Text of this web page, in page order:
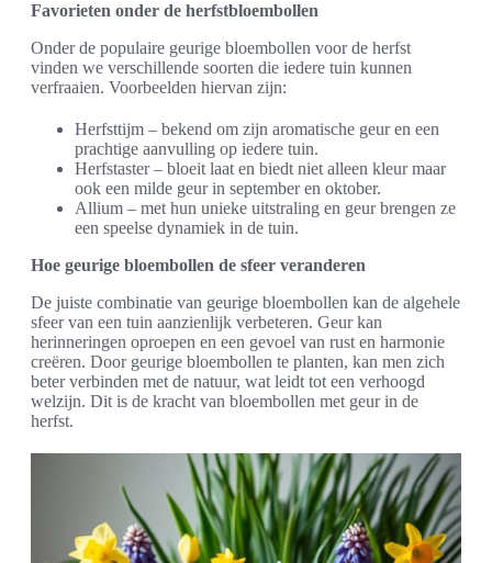
Favorieten onder de herfstbloembollen
Onder de populaire geurige bloembollen voor de herfst
vinden we verschillende soorten die iedere tuin kunnen
verfraaien. Voorbeelden hiervan zijn:
Herfsttijm – bekend om zijn aromatische geur en een
prachtige aanvulling op iedere tuin.
Herfstaster – bloeit laat en biedt niet alleen kleur maar
ook een milde geur in september en oktober.
Allium – met hun unieke uitstraling en geur brengen ze
een speelse dynamiek in de tuin.
Hoe geurige bloembollen de sfeer veranderen
De juiste combinatie van geurige bloembollen kan de algehele
sfeer van een tuin aanzienlijk verbeteren. Geur kan
herinneringen oproepen en een gevoel van rust en harmonie
creëren. Door geurige bloembollen te planten, kan men zich
beter verbinden met de natuur, wat leidt tot een verhoogd
welzijn. Dit is de kracht van bloembollen met geur in de
herfst.